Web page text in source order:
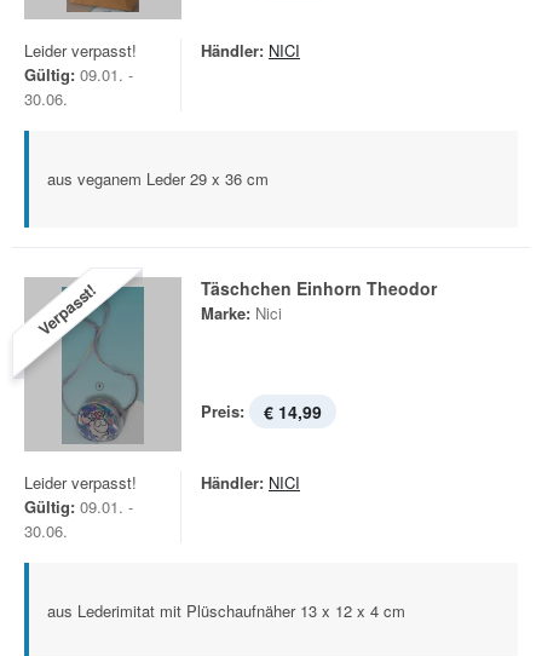
Leider verpasst!
Gültig: 09.01. -
30.06.
Händler: NICI
aus veganem Leder 29 x 36 cm
Verpasst! Täschchen Einhorn Theodor
Marke: Nici
Preis: € 14,99
Leider verpasst!
Gültig: 09.01. -
30.06.
Händler: NICI
aus Lederimitat mit Plüschaufnäher 13 x 12 x 4 cm